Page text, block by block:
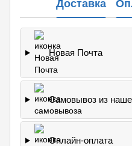
Доставка
Новая Почта
Самовывоз из
Онлайн-оплата